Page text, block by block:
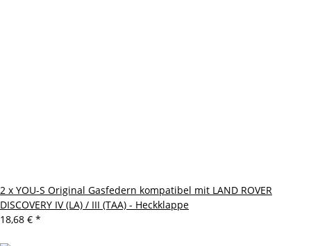
2 x YOU-S Original Gasfedern kompatibel mit LAND ROVER
DISCOVERY IV (LA) / III (TAA) - Heckklappe
18,68 € *